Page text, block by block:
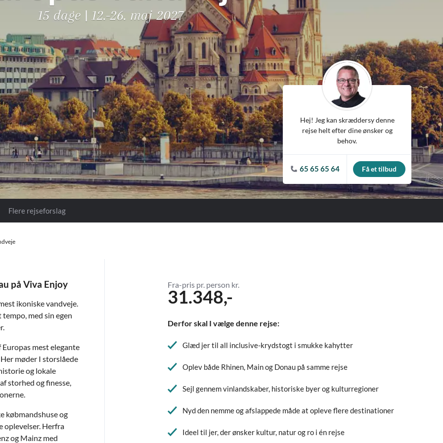
VIVA Cruises
15 dage | 12.-26. maj 2027
Hej! Jeg kan skræddersy denne
rejse helt efter dine ønsker og
behov.
65 65 65 64 Få et tilbud
Flere rejseforslag
på Viva Enjoy
ikoniske vandveje.
med sin egen
mest elegante
møder I storslåede
og lokale
storhed og finesse,
købmandshuse og
oplevelser. Herfra
og Mainz med
Fra-pris pr. person kr.
31.348,-
Derfor skal I vælge denne rejse:
Glæd jer til all inclusive-krydstogt i smukke kahytter
Oplev både Rhinen, Main og Donau på samme rejse
Sejl gennem vinlandskaber, historiske byer og kulturregioner
Nyd den nemme og afslappede måde at opleve flere destinationer
Ideel til jer, der ønsker kultur, natur og ro i én rejse